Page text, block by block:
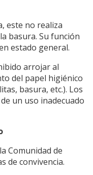
este no realiza
basura. Su función
estado general.
arrojar al
del papel higiénico
basura, etc.). Los
un uso inadecuado
Comunidad de
de convivencia.